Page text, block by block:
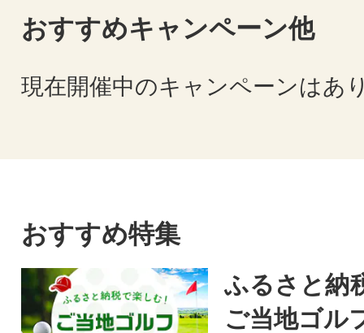
おすすめキャンペーン他
現在開催中のキャンペーンはあ
おすすめ特集
ふるさと納
ご当地ゴル